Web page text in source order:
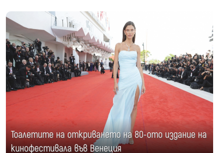
Тоалетите на откриването на 80-ото издание на
кинофестивала във Венеция